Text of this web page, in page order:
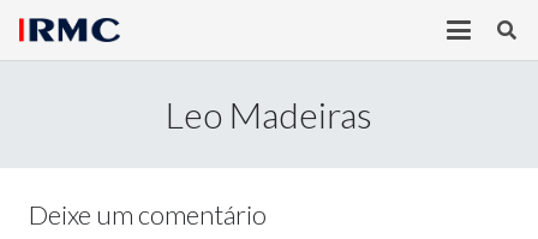
Leo Madeiras
Deixe um comentário